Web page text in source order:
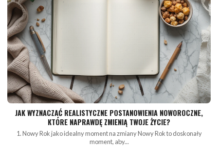
JAK WYZNACZAĆ REALISTYCZNE POSTANOWIENIA NOWOROCZNE,
KTÓRE NAPRAWDĘ ZMIENIĄ TWOJE ŻYCIE?
1. Nowy Rok jako idealny moment na zmiany Nowy Rok to doskonały
moment, aby...